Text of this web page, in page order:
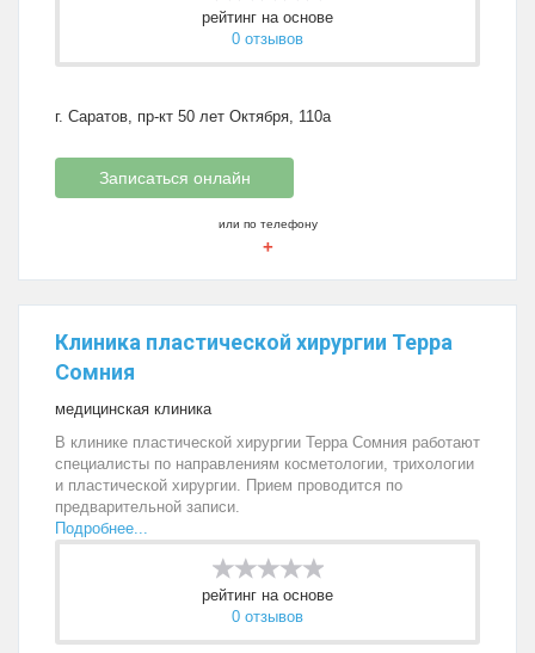
рейтинг на основе
0 отзывов
г. Саратов, пр-кт 50 лет Октября, 110а
Записаться онлайн
или по телефону
+
Клиника пластической хирургии Терра
Сомния
медицинская клиника
В клинике пластической хирургии Терра Сомния работают
специалисты по направлениям косметологии, трихологии
и пластической хирургии. Прием проводится по
предварительной записи.
Подробнее...
рейтинг на основе
0 отзывов